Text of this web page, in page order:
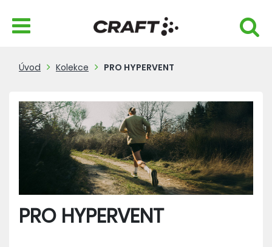
Úvod Kolekce PRO HYPERVENT
PRO HYPERVENT